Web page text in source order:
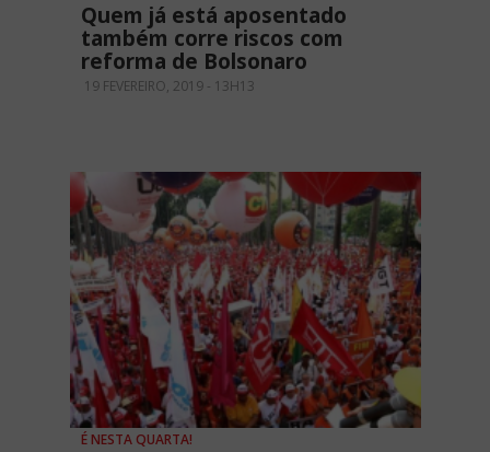
Quem já está aposentado
também corre riscos com
reforma de Bolsonaro
19 FEVEREIRO, 2019 - 13H13
É NESTA QUARTA!